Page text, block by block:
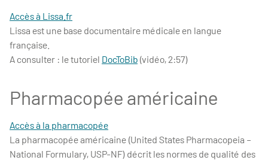
Accès à Lissa.fr
Lissa est une base documentaire médicale en langue
française.
A consulter : le tutoriel DocToBib (vidéo, 2:57)
Pharmacopée américaine
Accès à la pharmacopée
La pharmacopée américaine (United States Pharmacopeia –
National Formulary, USP-NF) décrit les normes de qualité des